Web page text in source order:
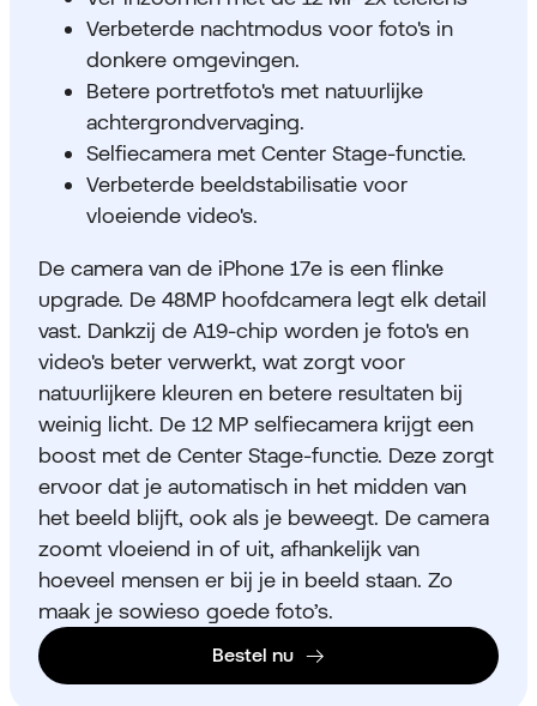
Verbeterde nachtmodus voor foto's in
donkere omgevingen.
Betere portretfoto's met natuurlijke
achtergrondvervaging.
Selfiecamera met Center Stage-functie.
Verbeterde beeldstabilisatie voor
vloeiende video's.
De camera van de iPhone 17e is een flinke
upgrade. De 48MP hoofdcamera legt elk detail
vast. Dankzij de A19-chip worden je foto's en
video's beter verwerkt, wat zorgt voor
natuurlijkere kleuren en betere resultaten bij
weinig licht. De 12 MP selfiecamera krijgt een
boost met de Center Stage-functie. Deze zorgt
ervoor dat je automatisch in het midden van
het beeld blijft, ook als je beweegt. De camera
zoomt vloeiend in of uit, afhankelijk van
hoeveel mensen er bij je in beeld staan. Zo
maak je sowieso goede foto’s.
Bestel nu